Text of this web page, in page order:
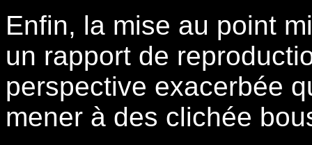
Enfin, la mise au point
un rapport de
perspective exacerbée
mener à des clichée